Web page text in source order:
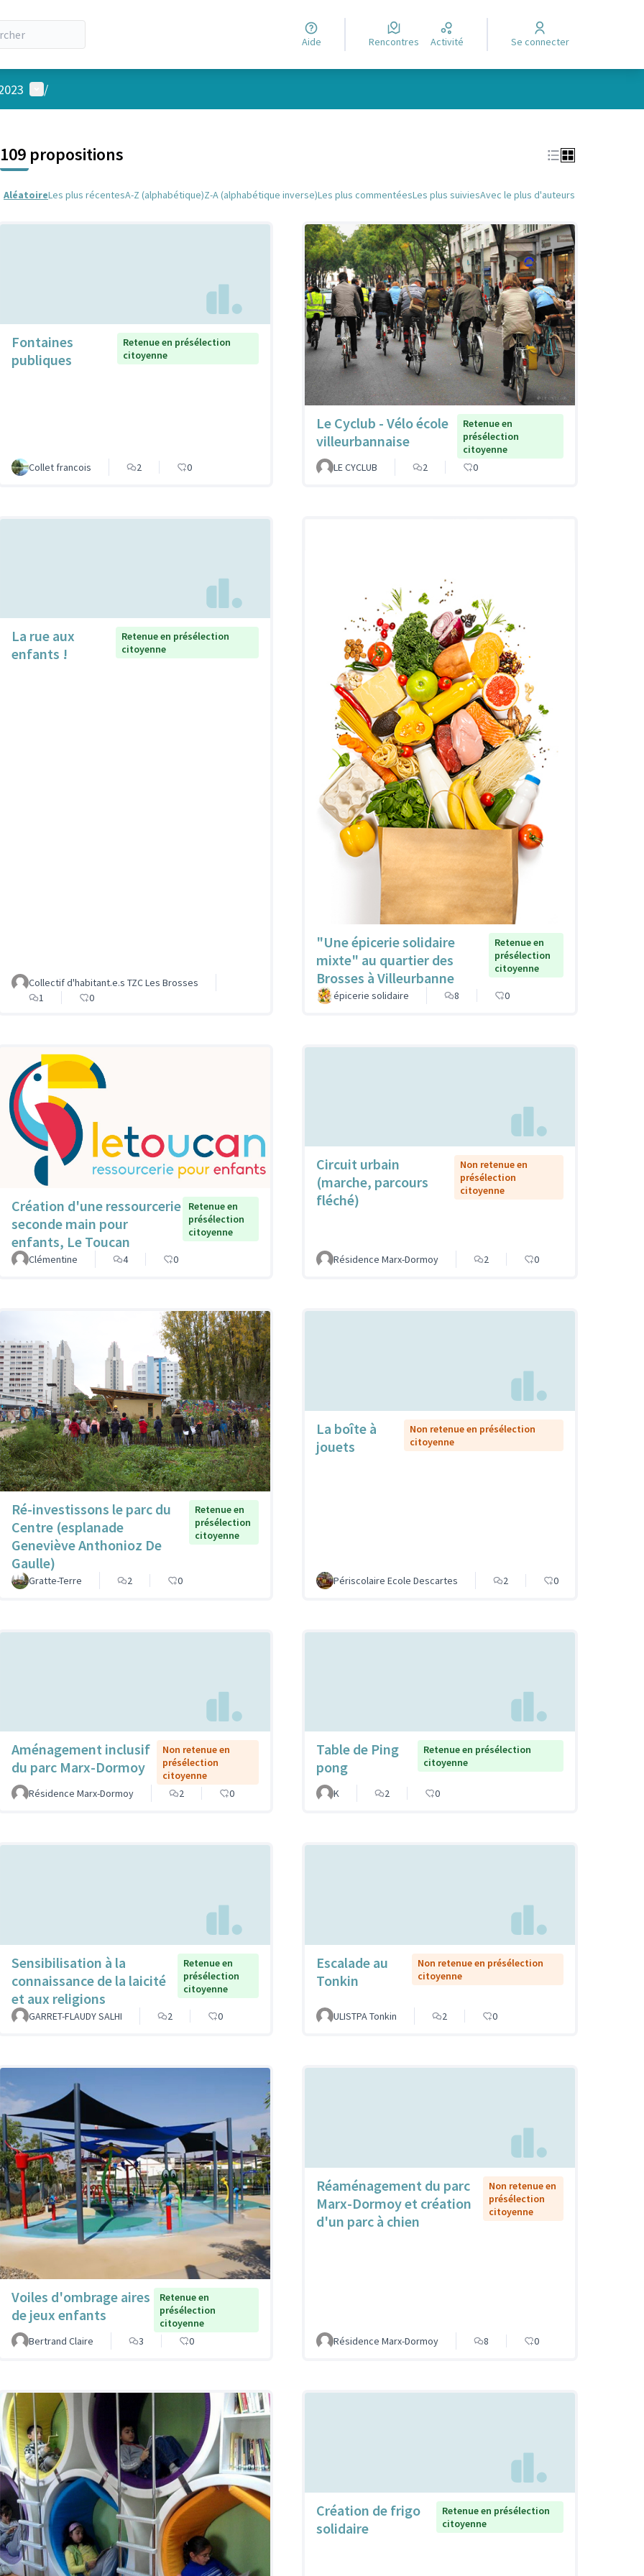
Aide Rencontres Activité Se connecter
Menu utilisateur
/
109 propositions
AléatoireLes plus récentesA-Z (alphabétique)Z-A (alphabétique inverse)Les plus commentéesLes plus suiviesAvec le plus d'auteurs
Fontaines
publiques
Retenue en présélection
citoyenne
Collet francois 2 0
Le Cyclub - Vélo école
villeurbannaise
Retenue en
présélection
citoyenne
LE CYCLUB
2 0
La rue aux
enfants !
Retenue en présélection
citoyenne
Collectif d'habitant.e.s TZC Les Brosses
1
0
"Une épicerie solidaire
mixte" au quartier des
Brosses à Villeurbanne
Retenue en
présélection
citoyenne
épicerie solidaire 8 0
Création d'une ressourcerie
seconde main pour
enfants, Le Toucan
Retenue en
présélection
citoyenne
Clémentine 4 0
Circuit urbain
(marche, parcours
fléché)
Non retenue en
présélection
citoyenne
Résidence Marx-Dormoy 2 0
Ré-investissons le parc du
Centre (esplanade
Geneviève Anthonioz De
Gaulle)
Retenue en
présélection
citoyenne
Gratte-Terre 2 0
La boîte à
jouets
Non retenue en présélection
citoyenne
Périscolaire Ecole Descartes 2 0
Aménagement inclusif
du parc Marx-Dormoy
Non retenue en
présélection
citoyenne
Résidence Marx-Dormoy
2 0
Table de Ping
pong
Retenue en présélection
citoyenne
K 2 0
Sensibilisation à la
connaissance de la laicité
et aux religions
Retenue en
présélection
citoyenne
GARRET-FLAUDY SALHI 2 0
Escalade au
Tonkin
Non retenue en présélection
citoyenne
ULISTPA Tonkin 2 0
Voiles d'ombrage aires
de jeux enfants
Retenue en
présélection
citoyenne
Bertrand Claire
3 0
Réaménagement du parc
Marx-Dormoy et création
d'un parc à chien
Non retenue en
présélection
citoyenne
Résidence Marx-Dormoy 8 0
Création de frigo
solidaire
Retenue en présélection
citoyenne